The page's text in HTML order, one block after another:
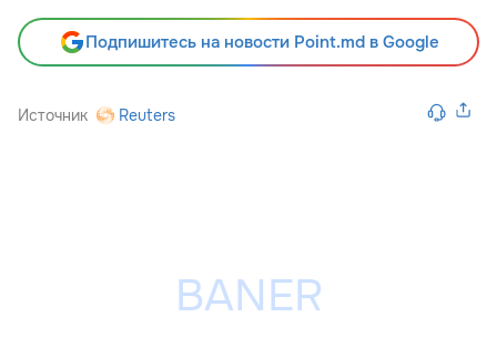
Подпишитесь на новости Point.md в Google
Источник Reuters